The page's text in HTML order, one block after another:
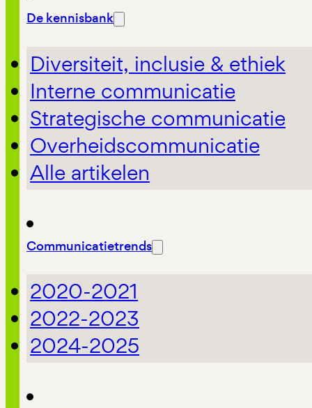
De kennisbank
Diversiteit, inclusie & ethiek
Interne communicatie
Strategische communicatie
Overheidscommunicatie
Alle artikelen
Communicatietrends
2020-2021
2022-2023
2024-2025